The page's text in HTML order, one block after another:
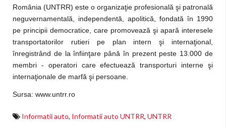
România (UNTRR) este o organizaţie profesională şi patronală
neguvernamentală, independentă, apolitică, fondată în 1990
pe principii democratice, care promovează şi apară interesele
transportatorilor rutieri pe plan intern şi internaţional,
înregistrând de la înfiinţare până în prezent peste 13.000 de
membri - operatori care efectuează transporturi interne şi
internaţionale de marfă şi persoane.
Sursa: www.untrr.ro
Informatii auto, Informatii auto UNTRR, UNTRR